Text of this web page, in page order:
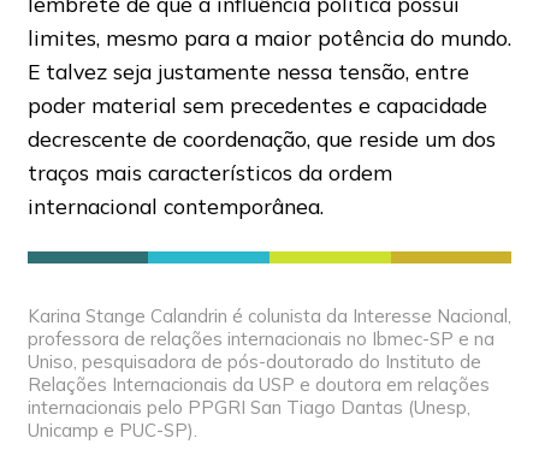
limites, mesmo para a maior potência do mundo.
E talvez seja justamente nessa tensão, entre
poder material sem precedentes e capacidade
decrescente de coordenação, que reside um dos
traços mais característicos da ordem
internacional contemporânea.
Karina Stange Calandrin é colunista da Interesse Nacional,
professora de relações internacionais no Ibmec-SP e na
Uniso, pesquisadora de pós-doutorado do Instituto de
Relações Internacionais da USP e doutora em relações
internacionais pelo PPGRI San Tiago Dantas (Unesp,
Unicamp e PUC-SP).